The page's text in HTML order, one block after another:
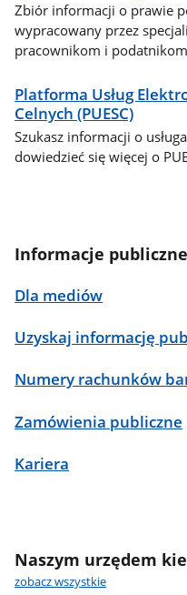
Zbiór informacji o prawie
wypracowany przez
pracownikom i
Platforma Usług
Celnych (PUESC)
Szukasz informacji o
dowiedzieć się więcej o
Informacje publiczne
Dla mediów
Uzyskaj informację
Numery rachunków
Zamówienia publiczne
Kariera
Naszym urzędem
zobacz wszystkie